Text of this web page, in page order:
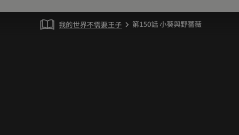
我的世界不需要王子 chevron_right 第150話 小葵與野薔薇